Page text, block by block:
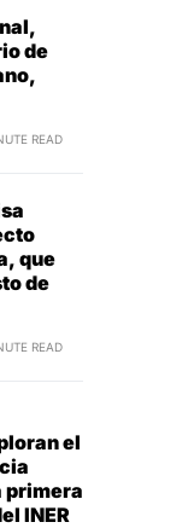
de
READ
que
de
READ
el
primera
INER